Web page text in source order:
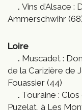
Vins d’Alsace :
Ammerschwihr
Loire
Muscadet :
de la Carizière de
Fouassier (44)
Touraine :
Puzelat, à Les